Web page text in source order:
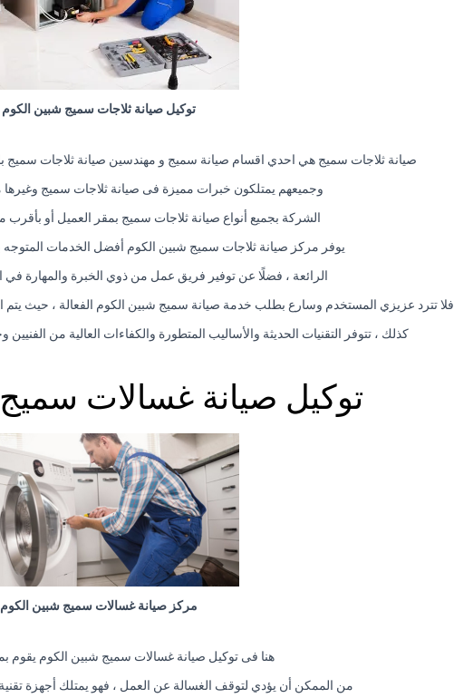
توكيل صيانة ثلاجات سميج شبين الكوم
صيانة ثلاجات سميج هي احدي اقسام صيانة سميج و مهندسين صيانة ثلاجات سميج
وجميعهم يمتلكون خبرات مميزة فى صيانة ثلاجات سميج وغيرها
الشركة بجميع أنواع صيانة ثلاجات سميج بمقر العميل أو بأقرب
يوفر مركز صيانة ثلاجات سميج شبين الكوم أفضل الخدمات المتوجه
الرائعة ، فضلًا عن توفير فريق عمل من ذوي الخبرة والمهارة في
فلا تترد عزيزي المستخدم وسارع بطلب خدمة صيانة سميج شبين الكوم الفعالة ، حيث يتم
كذلك ، تتوفر التقنيات الحديثة والأساليب المتطورة والكفاءات العالية من
توكيل صيانة غسالات
مركز صيانة غسالات سميج شبين الكوم
هنا فى توكيل صيانة غسالات سميج شبين الكوم يقوم
من الممكن أن يؤدي لتوقف الغسالة عن العمل ، فهو يمتلك أجهزة